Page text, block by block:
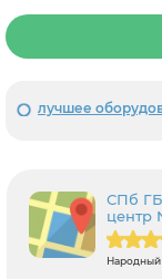
лучшее
СПб
центр
Народный